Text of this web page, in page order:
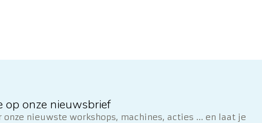
op onze nieuwsbrief
onze nieuwste workshops, machines, acties ... en laat je